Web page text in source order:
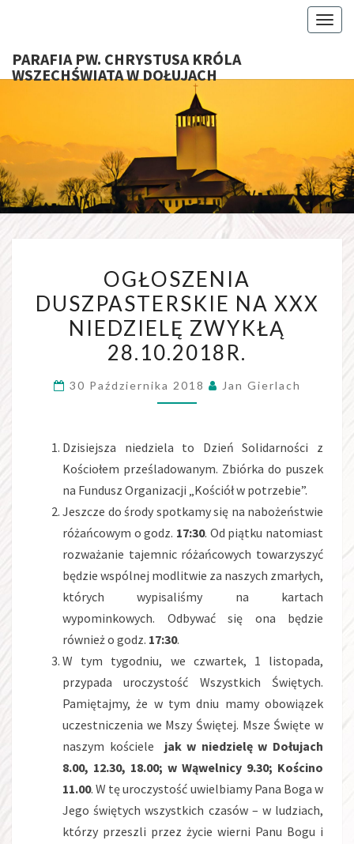
PARAFIA PW. CHRYSTUSA KRÓLA
WSZECHŚWIATA W DOŁUJACH
W
DUSZPASTERSKIE
NA
XXX
NIEDZIELĘ
28.10.2018R.
OGŁOSZENIA
DUSZPASTERSKIE NA XXX
NIEDZIELĘ ZWYKŁĄ
28.10.2018R.
30 Października 2018 Jan Gierlach
Dzisiejsza niedziela to Dzień Solidarności z
Kościołem prześladowanym. Zbiórka do puszek
na Fundusz Organizacji „Kościół w potrzebie”.
Jeszcze do środy spotkamy się na nabożeństwie
różańcowym o godz. 17:30. Od piątku natomiast
rozważanie tajemnic różańcowych towarzyszyć
będzie wspólnej modlitwie za naszych zmarłych,
których wypisaliśmy na kartach
wypominkowych. Odbywać się ona będzie
również o godz. 17:30.
W tym tygodniu, we czwartek, 1 listopada,
przypada uroczystość Wszystkich Świętych.
Pamiętajmy, że w tym dniu mamy obowiązek
uczestniczenia we Mszy Świętej. Msze Święte w
naszym kościele jak w niedzielę w Dołujach
8.00, 12.30, 18.00; w Wąwelnicy 9.30; Kościno
11.00. W tę uroczystość uwielbiamy Pana Boga w
Jego świętych wszystkich czasów – w ludziach,
którzy przeszli przez życie wierni Panu Bogu i